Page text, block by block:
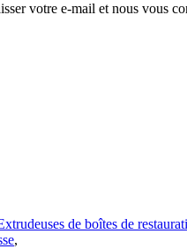
votre e-mail et nous vous
de boîtes de
,